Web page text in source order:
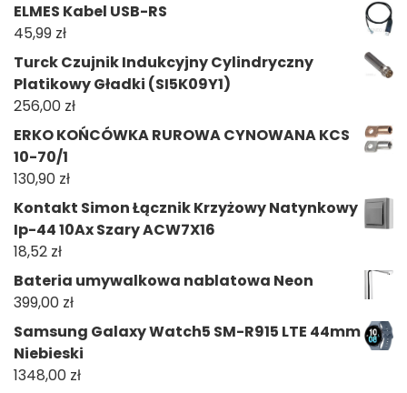
ELMES Kabel USB-RS
45,99 zł
Turck Czujnik Indukcyjny Cylindryczny
Platikowy Gładki (SI5K09Y1)
256,00 zł
ERKO KOŃCÓWKA RUROWA CYNOWANA KCS
10-70/1
130,90 zł
Kontakt Simon Łącznik Krzyżowy Natynkowy
Ip-44 10Ax Szary ACW7X16
18,52 zł
Bateria umywalkowa nablatowa Neon
399,00 zł
Samsung Galaxy Watch5 SM-R915 LTE 44mm
Niebieski
1348,00 zł